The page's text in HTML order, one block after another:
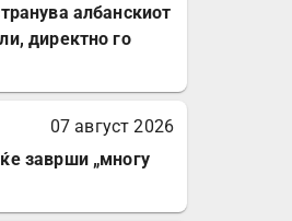
албанскиот
директно го
07 август 2026
заврши „многу